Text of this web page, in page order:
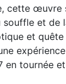
cette œuvre
souffle et de
et quête
en tournée